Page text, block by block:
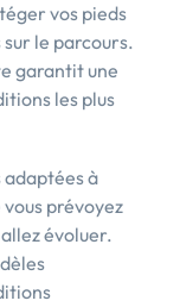
vos pieds
le parcours.
garantit une
les plus
à
prévoyez
évoluer.